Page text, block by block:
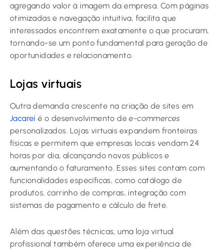
agregando valor à imagem da empresa. Com páginas
otimizadas e navegação intuitiva, facilita que
interessados encontrem exatamente o que procuram,
tornando-se um ponto fundamental para geração de
oportunidades e relacionamento.
Lojas virtuais
Outra demanda crescente na criação de sites em
Jacareí é o desenvolvimento dee-commerces
personalizados. Lojas virtuais expandem fronteiras
físicas e permitem que empresas locais vendam 24
horas por dia, alcançando novos públicos e
aumentando o faturamento. Esses sites contam com
funcionalidades específicas, como catálogo de
produtos, carrinho de compras, integração com
sistemas de pagamento e cálculo de frete.
Além das questões técnicas, uma loja virtual
profissional também oferece uma experiência de